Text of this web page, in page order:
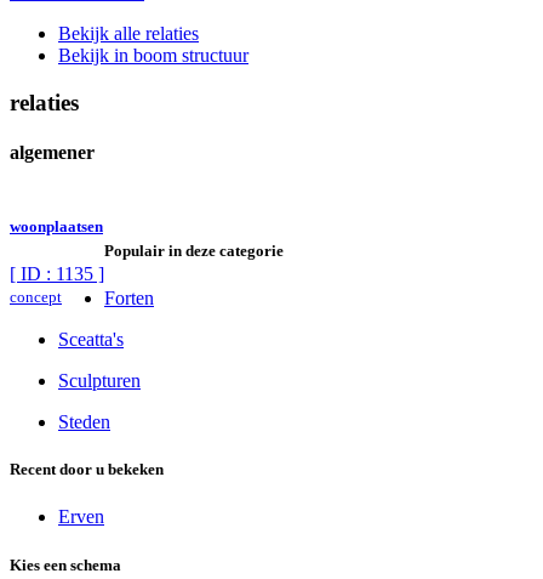
Bekijk alle relaties
Bekijk in boom structuur
relaties
algemener
woonplaatsen
[ ID : 1135 ]
concept
Populair in deze categorie
Forten
Sceatta's
Sculpturen
Steden
Recent door u bekeken
Erven
Kies een schema